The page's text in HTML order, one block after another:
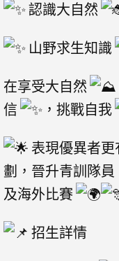
認識大自然
山野求生知識
在享受大自然
信
，挑戰自我
表現優異者
劃，晉升青訓隊
及海外比賽
招生詳情